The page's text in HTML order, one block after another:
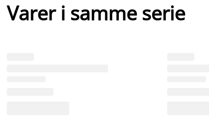
Varer i samme serie